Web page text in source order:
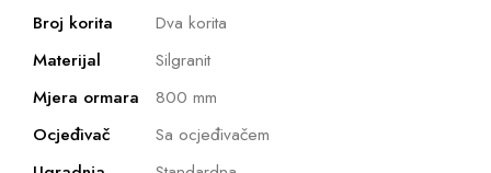
Broj korita
Dva korita
Materijal
Silgranit
Mjera ormara
800 mm
Ocjeđivač
Sa ocjeđivačem